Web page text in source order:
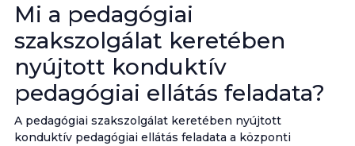
Mi a pedagógiai
szakszolgálat keretében
nyújtott konduktív
pedagógiai ellátás feladata?
A pedagógiai szakszolgálat keretében nyújtott
konduktív pedagógiai ellátás feladata a központi